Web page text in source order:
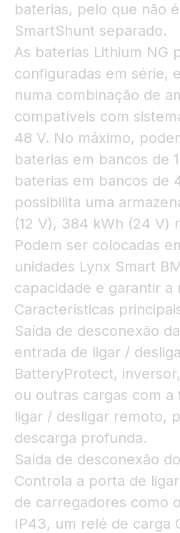
baterias, pelo que não
SmartShunt separado.
As baterias Lithium NG
configuradas em série,
numa combinação de
compatíveis com
48 V. No máximo,
baterias em bancos de
baterias em bancos de
possibilita uma
(12 V), 384 kWh (24 V)
Podem ser colocadas
unidades Lynx Smart
capacidade e garantir a
Características
Saída de desconexão
entrada de ligar /
BatteryProtect,
ou outras cargas com a
ligar / desligar remoto,
descarga profunda.
Saída de desconexão
Controla a porta de
de carregadores como
IP43, um relé de carga